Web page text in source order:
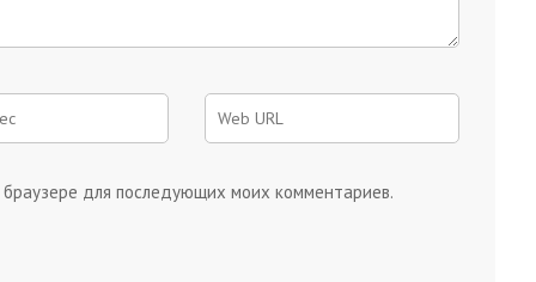
для последующих моих комментариев.